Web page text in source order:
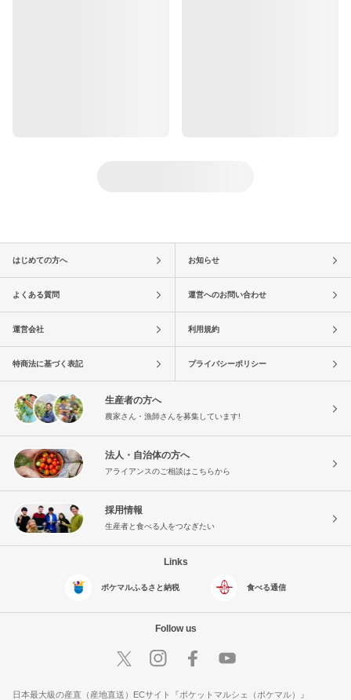
はじめての方へ お知らせ
よくある質問 運営へのお問い合わせ
運営会社 利用規約
特商法に基づく表記 プライバシーポリシー
生産者の方へ
農家さん・漁師さんを募集しています!
法人・自治体の方へ
アライアンスのご相談はこちらから
採用情報
生産者と食べる人をつなぎたい
Links
ポケマルふるさと納税 食べる通信
Follow us
日本最大級の産直（産地直送）ECサイト『ポケットマルシェ（ポケマル）』